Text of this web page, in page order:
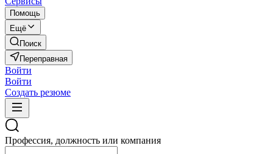
Помощь
Ещё
Поиск
Переправная
Войти
Войти
Создать резюме
Профессия, должность или компания